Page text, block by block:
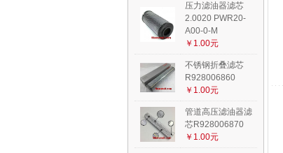
压力滤油器滤芯
2.0020 PWR20-
A00-0-M
￥1.00元
不锈钢折叠滤芯
R928006860
￥1.00元
管道高压滤油器滤
芯R928006870
￥1.00元